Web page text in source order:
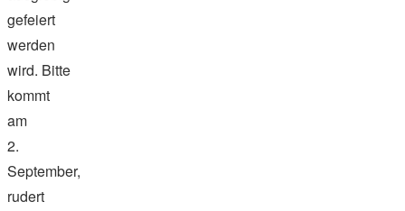
gefeiert
werden
wird. Bitte
kommt
am
2.
September,
rudert